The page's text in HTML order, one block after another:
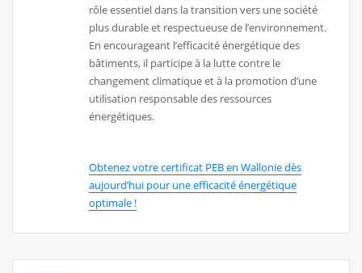
rôle essentiel dans la transition vers une société
plus durable et respectueuse de l’environnement.
En encourageant l’efficacité énergétique des
bâtiments, il participe à la lutte contre le
changement climatique et à la promotion d’une
utilisation responsable des ressources
énergétiques.
Obtenez votre certificat PEB en Wallonie dès
aujourd’hui pour une efficacité énergétique
optimale !